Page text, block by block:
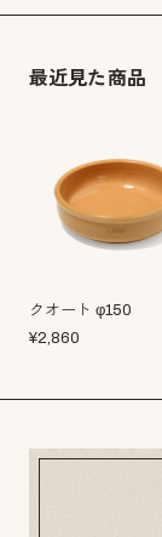
最近見た商品
クオート φ150
¥2,860